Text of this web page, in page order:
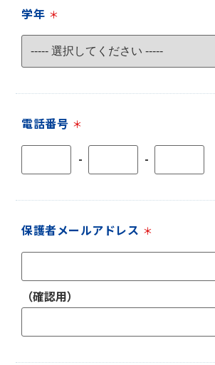
学年 ＊
電話番号 ＊
- -
保護者メールアドレス ＊
（確認用）